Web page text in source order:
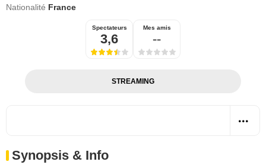
Nationalité France
Spectateurs
3,6
Mes amis
--
STREAMING
Synopsis & Info